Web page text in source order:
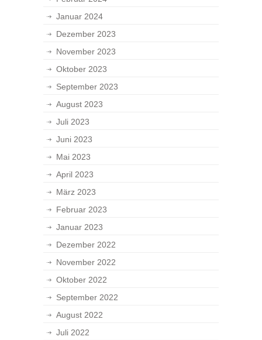
Januar 2024
Dezember 2023
November 2023
Oktober 2023
September 2023
August 2023
Juli 2023
Juni 2023
Mai 2023
April 2023
März 2023
Februar 2023
Januar 2023
Dezember 2022
November 2022
Oktober 2022
September 2022
August 2022
Juli 2022